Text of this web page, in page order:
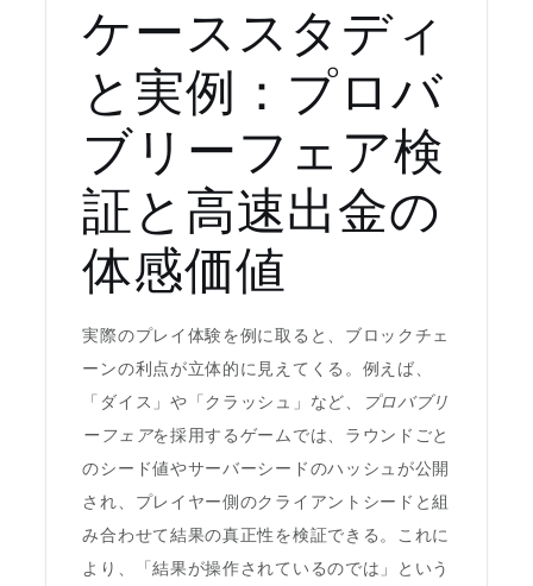
ケーススタディ
と実例：プロバ
ブリーフェア検
証と高速出金の
体感価値
実際のプレイ体験を例に取ると、ブロックチェ
ーンの利点が立体的に見えてくる。例えば、
「ダイス」や「クラッシュ」など、
プロバブリ
ーフェアを採用するゲームでは、ラウンドごと
のシード値やサーバーシードのハッシュが公開
され、プレイヤー側のクライアントシードと組
み合わせて結果の真正性を検証できる。これに
より、「結果が操作されているのでは」という